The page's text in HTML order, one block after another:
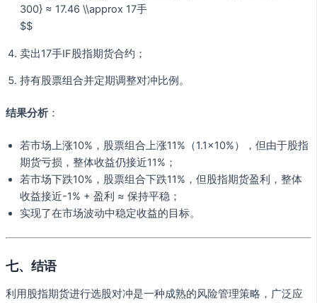
300} ≈ 17.46 \\approx 17手
$$
卖出17手IF股指期货合约；
持有股票组合并定期调整对冲比例。
结果分析 ：
若市场上涨10%，股票组合上涨11%（1.1×10%），但由于股指
期货亏损，整体收益仍接近11%；
若市场下跌10%，股票组合下跌11%，但股指期货盈利，整体
收益接近-1% + 盈利 ≈ 保持平稳；
实现了在市场波动中稳定收益的目标。
七、结语
利用股指期货进行选股对冲是一种成熟的风险管理策略，广泛应